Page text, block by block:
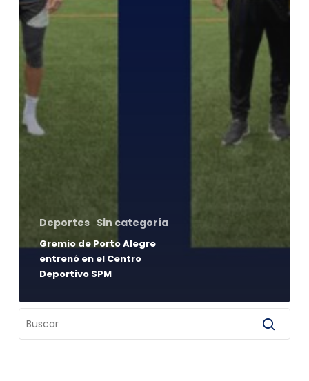
Deportes Sin categoría
Gremio de Porto Alegre
entrenó en el Centro
Deportivo SPM